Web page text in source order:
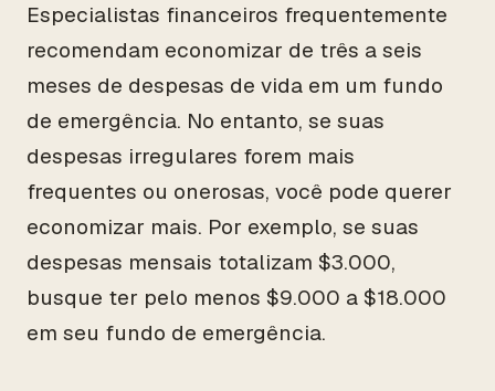
Especialistas financeiros frequentemente
recomendam economizar de três a seis
meses de despesas de vida em um fundo
de emergência. No entanto, se suas
despesas irregulares forem mais
frequentes ou onerosas, você pode querer
economizar mais. Por exemplo, se suas
despesas mensais totalizam $3.000,
busque ter pelo menos $9.000 a $18.000
em seu fundo de emergência.